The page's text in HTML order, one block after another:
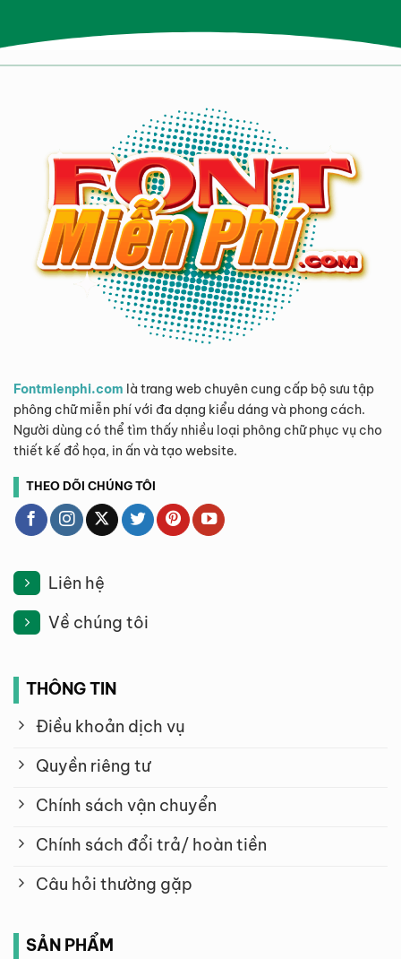
Fontmienphi.com là trang web chuyên cung cấp bộ sưu tập
phông chữ miễn phí với đa dạng kiểu dáng và phong cách.
Người dùng có thể tìm thấy nhiều loại phông chữ phục vụ cho
thiết kế đồ họa, in ấn và tạo website.
THEO DÕI CHÚNG TÔI
Liên hệ
Về chúng tôi
THÔNG TIN
Điều khoản dịch vụ
Quyền riêng tư
Chính sách vận chuyển
Chính sách đổi trả/ hoàn tiền
Câu hỏi thường gặp
SẢN PHẨM